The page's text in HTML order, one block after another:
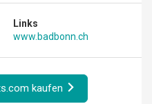
Links
www.badbonn.ch
kaufen